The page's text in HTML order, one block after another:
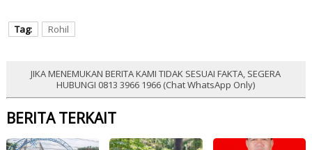
Tag: Rohil
JIKA MENEMUKAN BERITA KAMI TIDAK SESUAI FAKTA, SEGERA
HUBUNGI 0813 3966 1966 (Chat WhatsApp Only)
BERITA TERKAIT